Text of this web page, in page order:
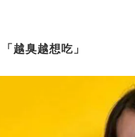
越臭越想吃」